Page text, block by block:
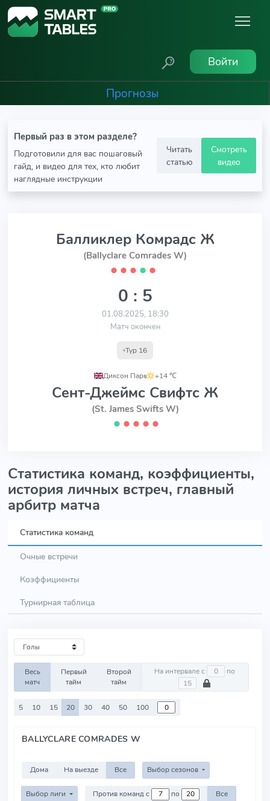
Войти
Прогнозы
Первый раз в этом разделе?
Подготовили для вас пошаговый
гайд, и видео для тех, кто любит
наглядные инструкции
Читать
статью
Смотреть
видео
Балликлер Комрадс Ж
(Ballyclare Comrades W)
⬤ ⬤ ⬤ ⬤ ⬤
0 : 5
01.08.2025, 18:30
Матч окончен
Тур 16
Диксон Парк
, +14 ℃
Сент-Джеймс Свифтс Ж
(St. James Swifts W)
⬤ ⬤ ⬤ ⬤ ⬤
Статистика команд, коэффициенты,
история личных встреч, главный
арбитр матча
Статистика команд
Очные встречи
Коэффициенты
Турнирная таблица
Весь
матч
Первый
тайм
Второй
тайм
На интервале с по
5 10 15 20 30 40 50 100
BALLYCLARE COMRADES W
Дома На выезде Все Выбор сезонов
Выбор лиги Против команд с по Все